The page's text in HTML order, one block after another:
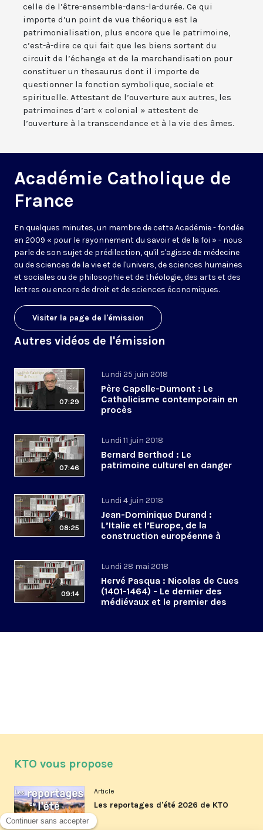
celle de l’être-ensemble-dans-la-durée. Ce qui
importe d’un point de vue théorique est la
patrimonialisation, plus encore que le patrimoine,
c’est-à-dire ce qui fait que les biens sortent du
circuit de l’échange et de la marchandisation pour
constituer un thesaurus dont il importe de
questionner la fonction symbolique, sociale et
spirituelle. Attestant de l’ouverture aux autres, les
patrimoines d’art « colonial » attestent de
l’ouverture à la transcendance et à la vie des âmes.
Académie Catholique de
France
En quelques minutes, un membre de cette Académie - fondée
en 2009 « pour le rayonnement du savoir et de la foi » - nous
parle de son sujet de prédilection, qu'il s'agisse de médecine
ou de sciences de la vie et de l'univers, de sciences humaines
et sociales ou de philosophie et de théologie, des arts et des
lettres ou encore de droit et de sciences économiques.
Visiter la page de l'émission
Autres vidéos de l'émission
07:29
Lundi 25 juin 2018
Père Capelle-Dumont : Le
Catholicisme contemporain en
procès
07:46
Lundi 11 juin 2018
Bernard Berthod : Le
patrimoine culturel en danger
08:25
Lundi 4 juin 2018
Jean-Dominique Durand :
L’Italie et l’Europe, de la
construction européenne à
09:14
Lundi 28 mai 2018
Hervé Pasqua : Nicolas de Cues
(1401-1464) - Le dernier des
médiévaux et le premier des
KTO vous propose
Article
Les reportages d'été 2026 de KTO